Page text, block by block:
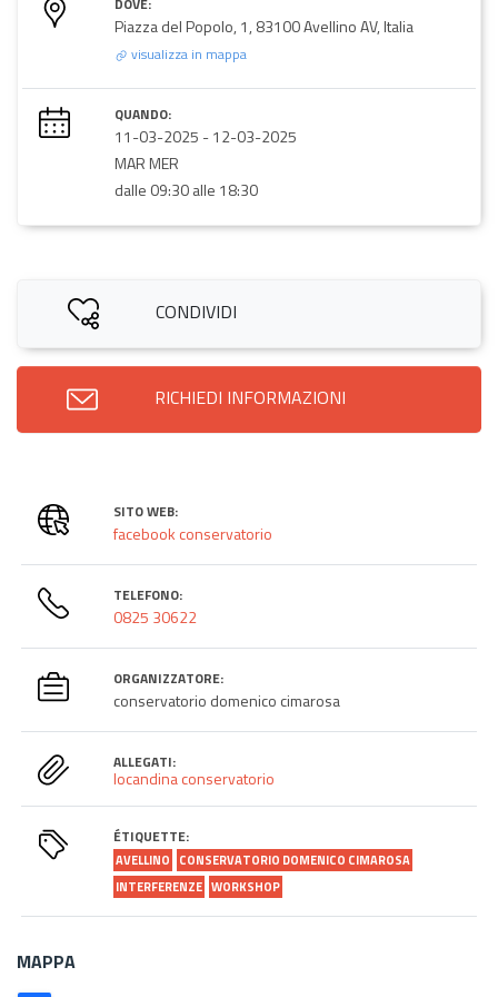
Piazza del Popolo, 1, 83100 Avellino AV, Italia
visualizza in mappa
QUANDO:
11-03-2025 -12-03-2025
MAR MER
dalle 09:30 alle 18:30
CONDIVIDI
RICHIEDI INFORMAZIONI
SITO WEB:
facebook conservatorio
TELEFONO:
0825 30622
ORGANIZZATORE:
conservatorio domenico cimarosa
ALLEGATI:
locandina conservatorio
ÉTIQUETTE:
AVELLINO
CONSERVATORIO DOMENICO CIMAROSA
INTERFERENZE WORKSHOP
MAPPA